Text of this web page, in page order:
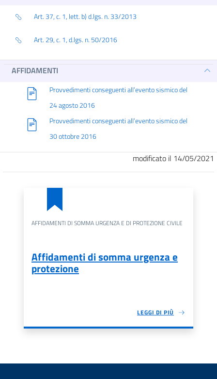
Art. 37, c. 1, lett. b) d.lgs. n. 33/2013
Art. 29, c. 1, d.lgs. n. 50/2016
AFFIDAMENTI
Provvedimenti conseguenti all’evento sismico del
24 agosto 2016
Provvedimenti conseguenti all’evento sismico del
30 ottobre 2016
modificato il 14/05/2021
AFFIDAMENTI DI SOMMA URGENZA E DI PROTEZIONE CIVILE
Affidamenti di somma urgenza e
protezione
LEGGI DI PIÙ